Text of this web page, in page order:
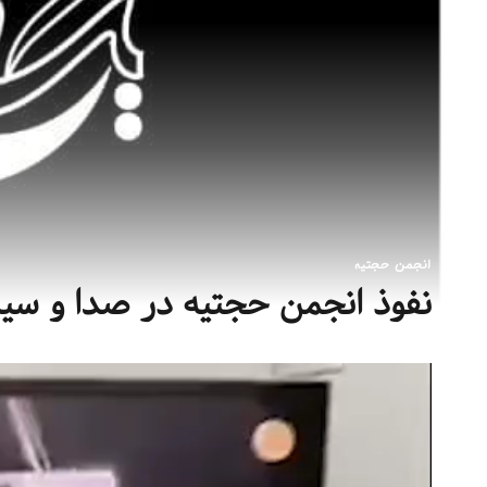
انجمن حجتیه
نفوذ انجمن حجتیه در صدا و